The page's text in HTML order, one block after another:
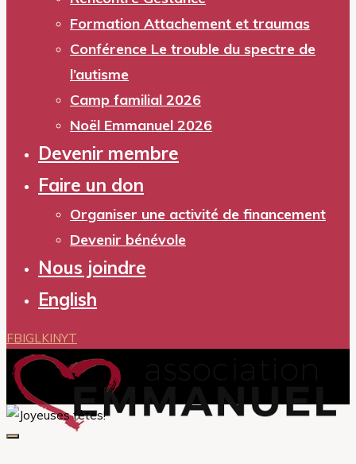
Formation Attachement et traumas
Conférence Le trouble du spectre de
l’autisme
Camp familial 2026
Noël Emmanuel 2026
Devenir membre
Faire un don
Organiser une activité de financement
Devenir bénévole
Nous joindre
English
FBIGLKINYT